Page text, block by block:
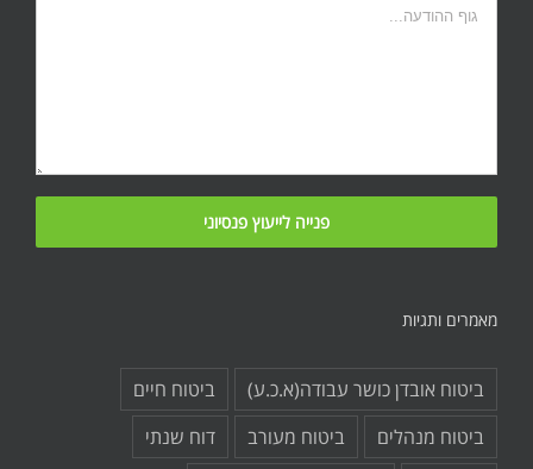
מאמרים ותגיות
ביטוח אובדן כושר עבודה(א.כ.ע)
ביטוח חיים
ביטוח מנהלים
ביטוח מעורב
דוח שנתי